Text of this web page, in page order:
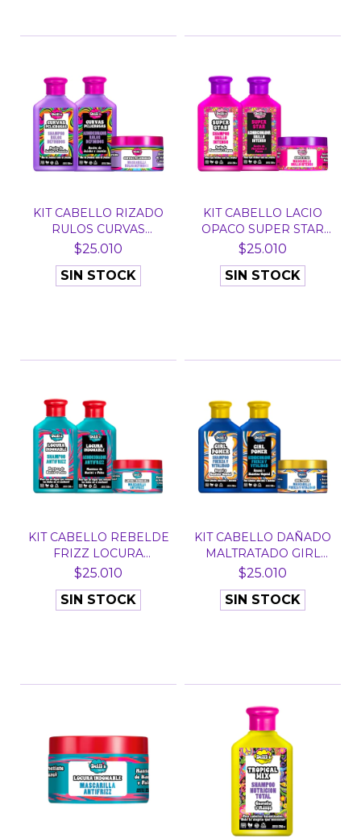
KIT CABELLO RIZADO
RULOS CURVAS
PELIGROS...
$25.010
SIN STOCK
KIT CABELLO LACIO
OPACO SUPER STAR
DELFI...
$25.010
SIN STOCK
KIT CABELLO REBELDE
FRIZZ LOCURA
INDOMAB...
$25.010
SIN STOCK
KIT CABELLO DAÑADO
MALTRATADO GIRL
POWER...
$25.010
SIN STOCK